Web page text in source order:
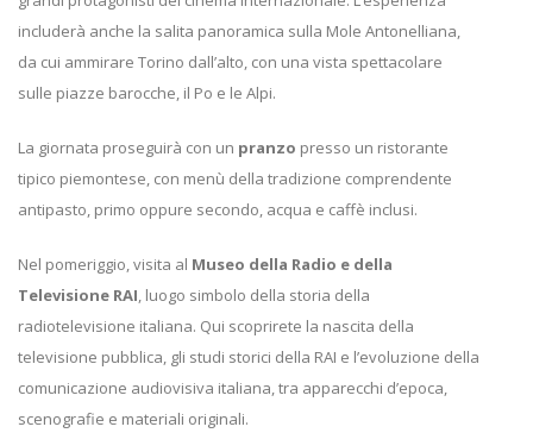
includerà anche la salita panoramica sulla Mole Antonelliana,
da cui ammirare Torino dall’alto, con una vista spettacolare
sulle piazze barocche, il Po e le Alpi.
La giornata proseguirà con un pranzo presso un ristorante
tipico piemontese, con menù della tradizione comprendente
antipasto, primo oppure secondo, acqua e caffè inclusi.
Nel pomeriggio, visita al Museo della Radio e della
Televisione RAI, luogo simbolo della storia della
radiotelevisione italiana. Qui scoprirete la nascita della
televisione pubblica, gli studi storici della RAI e l’evoluzione della
comunicazione audiovisiva italiana, tra apparecchi d’epoca,
scenografie e materiali originali.